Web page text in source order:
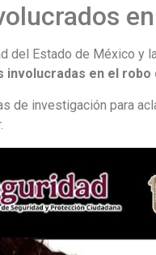
del Estado de México
involucradas en el
de investigación para